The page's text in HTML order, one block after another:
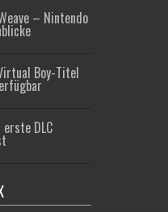
– Nintendo
Boy-Titel
DLC